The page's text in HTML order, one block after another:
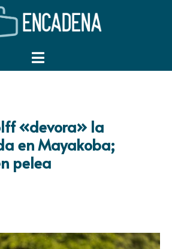
«devora» la
en Mayakoba;
pelea